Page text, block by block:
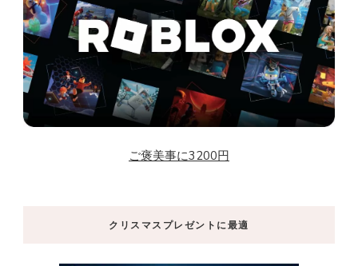
ご褒美事に3200円
クリスマスプレゼントに最適